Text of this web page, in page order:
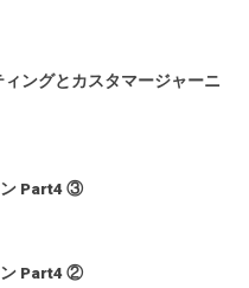
ングとカスタマージャーニ
ン Part4 ③
ン Part4 ②